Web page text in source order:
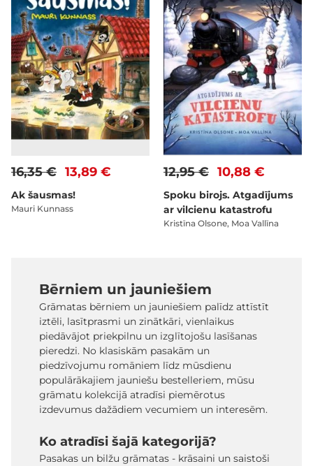
13,89 €
16,35 €
Ak šausmas!
Mauri Kunnass
10,88 €
12,95 €
Spoku birojs. Atgadījums
ar vilcienu katastrofu
Kristīna Olsone, Moa Vallīna
Bērniem un jauniešiem
Grāmatas bērniem un jauniešiem palīdz attīstīt
iztēli, lasītprasmi un zinātkāri, vienlaikus
piedāvājot priekpilnu un izglītojošu lasīšanas
pieredzi. No klasiskām pasakām un
piedzīvojumu romāniem līdz mūsdienu
populārākajiem jauniešu bestelleriem, mūsu
grāmatu kolekcijā atradīsi piemērotus
izdevumus dažādiem vecumiem un interesēm.
Ko atradīsi šajā kategorijā?
Pasakas un bilžu grāmatas - krāsaini un saistoši